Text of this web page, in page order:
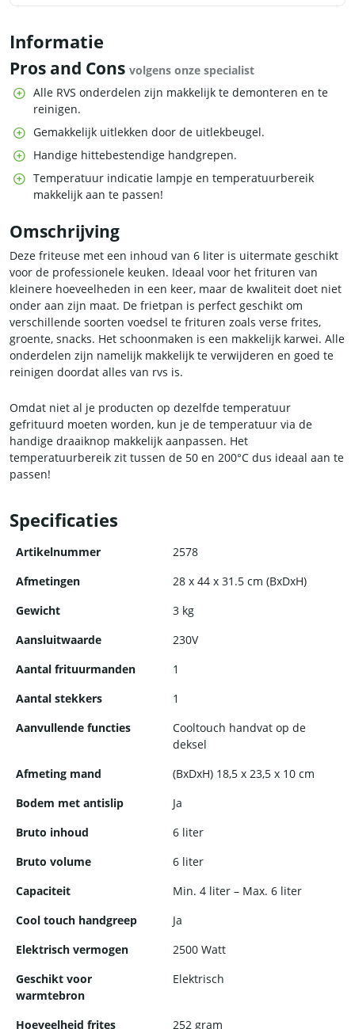
Informatie
Pros and Cons volgens onze specialist
Alle RVS onderdelen zijn makkelijk te demonteren en te
reinigen.
Gemakkelijk uitlekken door de uitlekbeugel.
Handige hittebestendige handgrepen.
Temperatuur indicatie lampje en temperatuurbereik
makkelijk aan te passen!
Omschrijving
Deze friteuse met een inhoud van 6 liter is uitermate geschikt
voor de professionele keuken. Ideaal voor het frituren van
kleinere hoeveelheden in een keer, maar de kwaliteit doet niet
onder aan zijn maat. De frietpan is perfect geschikt om
verschillende soorten voedsel te frituren zoals verse frites,
groente, snacks. Het schoonmaken is een makkelijk karwei. Alle
onderdelen zijn namelijk makkelijk te verwijderen en goed te
reinigen doordat alles van rvs is.
Omdat niet al je producten op dezelfde temperatuur
gefrituurd moeten worden, kun je de temperatuur via de
handige draaiknop makkelijk aanpassen. Het
temperatuurbereik zit tussen de 50 en 200°C dus ideaal aan te
passen!
De frituurpan is voorzien van een afneembaar deksel,
hittebestendig handvat en rubberen pootjes zodat de hij altijd
Specificaties
Artikelnummer
2578
Afmetingen
28 x 44 x 31.5 cm (BxDxH)
Gewicht
3 kg
Aansluitwaarde
230V
Aantal frituurmanden
1
Aantal stekkers
1
Aanvullende functies
Cooltouch handvat op de
deksel
Afmeting mand
(BxDxH) 18,5 x 23,5 x 10 cm
Bodem met antislip
Ja
Bruto inhoud
6 liter
Bruto volume
6 liter
Capaciteit
Min. 4 liter – Max. 6 liter
Cool touch handgreep
Ja
Elektrisch vermogen
2500 Watt
Geschikt voor
warmtebron
Elektrisch
Hoeveelheid frites 252 gram